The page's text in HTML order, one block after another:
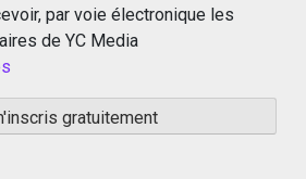
par voie électronique les
de YC Media